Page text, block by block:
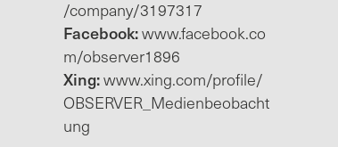
/company/3197317
Facebook:www.facebook.co
m/observer1896
Xing:www.xing.com/profile/
OBSERVER_Medienbeobacht
ung